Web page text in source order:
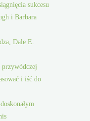
sukcesu
i Barbara
Dale E.
i iść do